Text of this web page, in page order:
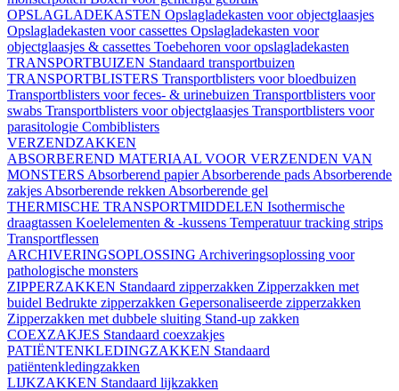
OPSLAGLADEKASTEN Opslagladekasten voor objectglaasjes
Opslagladekasten voor cassettes Opslagladekasten voor
objectglaasjes & cassettes Toebehoren voor opslagladekasten
TRANSPORTBUIZEN Standaard transportbuizen
TRANSPORTBLISTERS Transportblisters voor bloedbuizen
Transportblisters voor feces- & urinebuizen Transportblisters voor
swabs Transportblisters voor objectglaasjes Transportblisters voor
parasitologie Combiblisters
VERZENDZAKKEN
ABSORBEREND MATERIAAL VOOR VERZENDEN VAN
MONSTERS Absorberend papierAbsorberende pads Absorberende
zakjes Absorberende rekken Absorberende gel
THERMISCHE TRANSPORTMIDDELEN Isothermische
draagtassen Koelelementen & -kussens Temperatuur tracking strips
Transportflessen
ARCHIVERINGSOPLOSSING Archiveringsoplossing voor
pathologische monsters
ZIPPERZAKKEN Standaard zipperzakken Zipperzakken met
buidel Bedrukte zipperzakken Gepersonaliseerde zipperzakken
Zipperzakken met dubbele sluiting Stand-up zakken
COEXZAKJES Standaard coexzakjes
PATIËNTENKLEDINGZAKKEN Standaard
patiëntenkledingzakken
LIJKZAKKEN Standaard lijkzakken